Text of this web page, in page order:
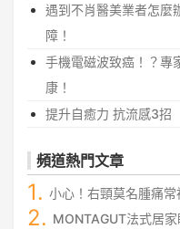
遇到不肖醫美業者怎麼
障！
手機電磁波致癌！？專
康！
提升自癒力 抗流感3招
頻道熱門文章
小心！右頸莫名腫痛
MONTAGUT法式居